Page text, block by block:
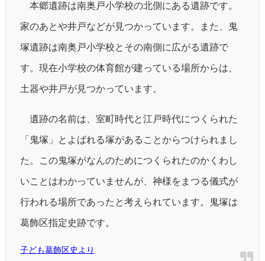
本郷遺跡は南奥戸小学校の北側にある遺跡です。
家のあとや井戸などが見つかっています。また、鬼
塚遺跡は南奥戸小学校とその南側に広がる遺跡で
す。現在小学校の体育館が建っている場所からは、
土器や井戸が見つかっています。
遺跡の名前は、室町時代と江戸時代につくられた
「鬼塚」とよばれる塚があることからつけられまし
た。この鬼塚がなんのためにつくられたのかくわし
いことはわかっていませんが、神様をまつる儀式が
行われる場所であったと考えられています。鬼塚は
葛飾区指定史跡です。
子ども葛飾区史より